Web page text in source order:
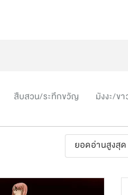
สืบสวน/ระทึกขวัญ มังงะ/ข
ยอดอ่านสูงสุด